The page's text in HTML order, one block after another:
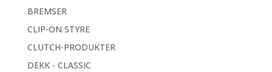
BREMSER
CLIP-ON STYRE
CLUTCH-PRODUKTER
DEKK - CLASSIC